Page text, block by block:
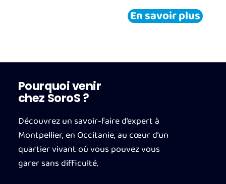
En savoir plus
Pourquoi venir
chez SoroS ?
Découvrez un savoir-faire d’expert à
Montpellier, en Occitanie, au cœur d’un
quartier vivant où vous pouvez vous
garer sans difficulté.